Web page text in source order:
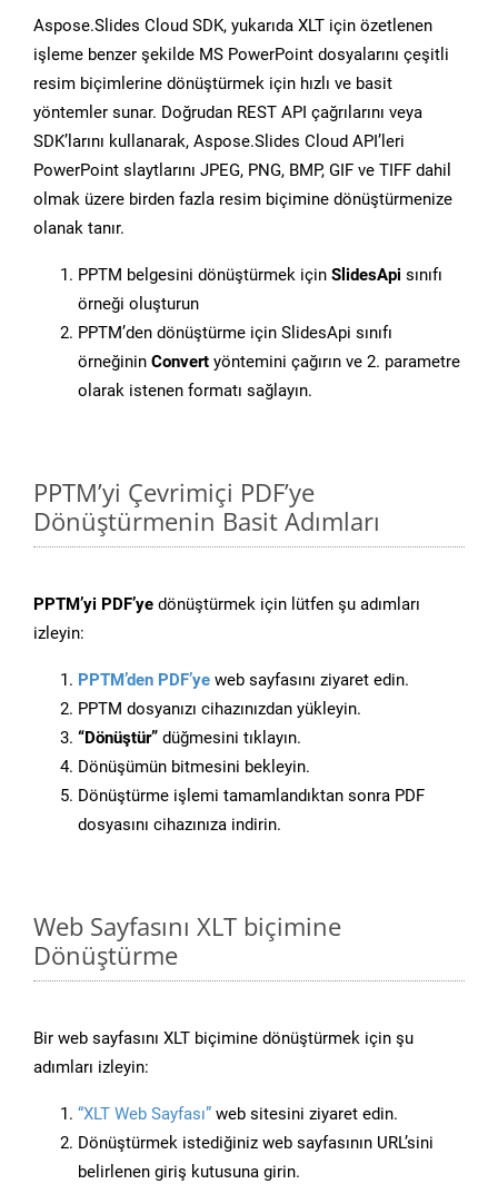
Aspose.Slides Cloud SDK, yukarıda XLT için özetlenen
işleme benzer şekilde MS PowerPoint dosyalarını çeşitli
resim biçimlerine dönüştürmek için hızlı ve basit
yöntemler sunar. Doğrudan REST API çağrılarını veya
SDK’larını kullanarak, Aspose.Slides Cloud API’leri
PowerPoint slaytlarını JPEG, PNG, BMP, GIF ve TIFF dahil
olmak üzere birden fazla resim biçimine dönüştürmenize
olanak tanır.
PPTM belgesini dönüştürmek için SlidesApi sınıfı
örneği oluşturun
PPTM’den dönüştürme için SlidesApi sınıfı
örneğinin Convert yöntemini çağırın ve 2. parametre
olarak istenen formatı sağlayın.
PPTM’yi Çevrimiçi PDF’ye
Dönüştürmenin Basit Adımları
PPTM’yi PDF’ye dönüştürmek için lütfen şu adımları
izleyin:
PPTM’den PDF’ye web sayfasını ziyaret edin.
PPTM dosyanızı cihazınızdan yükleyin.
“Dönüştür” düğmesini tıklayın.
Dönüşümün bitmesini bekleyin.
Dönüştürme işlemi tamamlandıktan sonra PDF
dosyasını cihazınıza indirin.
Web Sayfasını XLT biçimine
Dönüştürme
Bir web sayfasını XLT biçimine dönüştürmek için şu
adımları izleyin:
“XLT Web Sayfası” web sitesini ziyaret edin.
Dönüştürmek istediğiniz web sayfasının URL’sini
belirlenen giriş kutusuna girin.